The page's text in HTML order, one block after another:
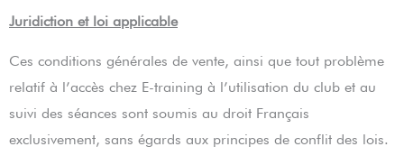
Juridiction et loi applicable
Ces conditions générales de vente, ainsi que tout problème
relatif à l’accès chez E-training à l’utilisation du club et au
suivi des séances sont soumis au droit Français
exclusivement, sans égards aux principes de conflit des lois.